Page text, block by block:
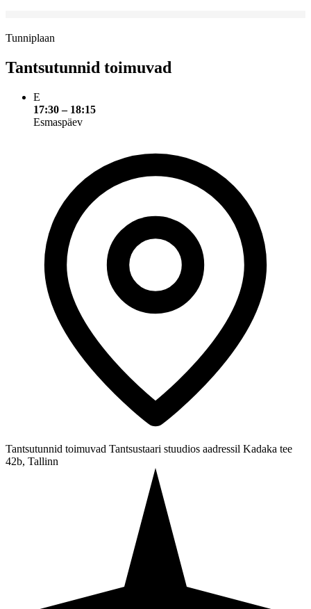
Tunniplaan
Tantsutunnid toimuvad
E
17:30 – 18:15
Esmaspäev
Tantsutunnid toimuvad Tantsustaari stuudios aadressil Kadaka tee
42b, Tallinn